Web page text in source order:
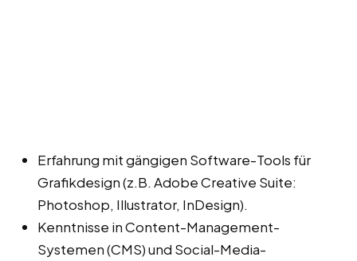
Erfahrung mit gängigen Software-Tools für
Grafikdesign (z.B. Adobe Creative Suite:
Photoshop, Illustrator, InDesign).
Kenntnisse in Content-Management-
Systemen (CMS) und Social-Media-